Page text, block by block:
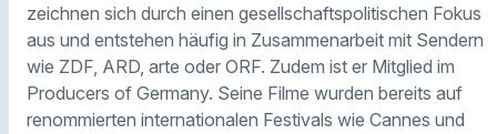
zeichnen sich durch einen gesellschaftspolitischen Fokus
aus und entstehen häufig in Zusammenarbeit mit Sendern
wie ZDF, ARD, arte oder ORF. Zudem ist er Mitglied im
Producers of Germany. Seine Filme wurden bereits auf
renommierten internationalen Festivals wie Cannes und